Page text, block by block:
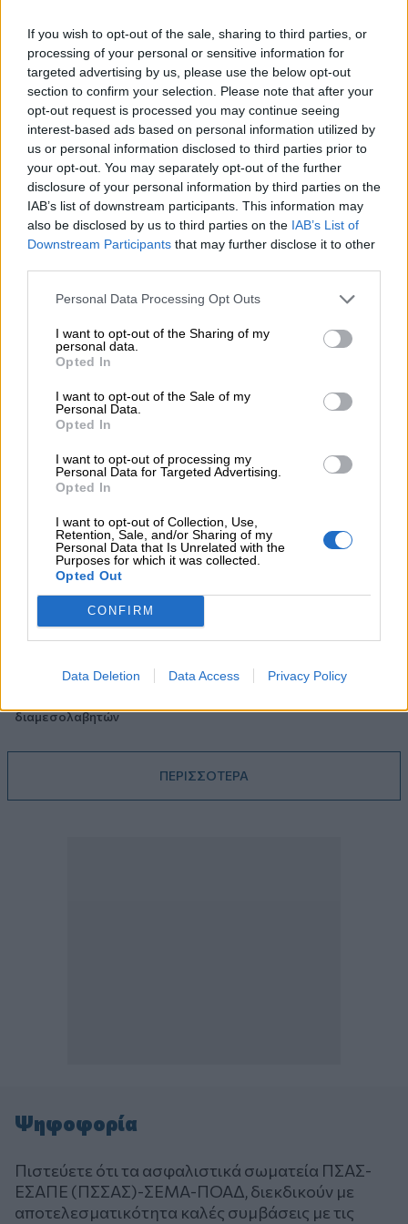
If you wish to opt-out of the sale, sharing to third parties, or
processing of your personal or sensitive information for
targeted advertising by us, please use the below opt-out
section to confirm your selection. Please note that after your
opt-out request is processed you may continue seeing
interest-based ads based on personal information utilized by
us or personal information disclosed to third parties prior to
your opt-out. You may separately opt-out of the further
disclosure of your personal information by third parties on the
IAB’s list of downstream participants. This information may
also be disclosed by us to third parties on the IAB’s List of
Downstream Participants that may further disclose it to other
Personal Data Processing Opt Outs
I want to opt-out of the Sharing of my
personal data.
Opted In
I want to opt-out of the Sale of my
Personal Data.
Opted In
I want to opt-out of processing my
Personal Data for Targeted Advertising.
Opted In
I want to opt-out of Collection, Use,
Retention, Sale, and/or Sharing of my
Personal Data that Is Unrelated with the
Purposes for which it was collected.
Opted Out
CONFIRM
Data Deletion Data Access Privacy Policy
06.08.2026 - 12:22
Kavita Patel - PhARMA Innovation Forum: Ένα στα πέντε
καινοτόμα φάρμακα φτάνει τελικά στην Ελλάδα
06.08.2026 - 11:37
Μείωση ασφαλιστικών εισφορών ύψους 240 εκατ. ευρώ
ζητούν οι έμποροι από την Κυβέρνηση
06.08.2026 - 10:45
Ευρώπη: Μπορεί η κλιματική αλλαγή να οδηγήσει σε
ενεργειακή κρίση;
06.08.2026 - 09:15
Στέλιος Λιανός – INTERAMERICAN / Αθηναϊκή Γενική Κλινική
06.08.2026 - 08:40
Η γαλλική «ψήφος» στο «καλώδιο» και τα συμφέροντα, οι
ελληνικές τράπεζες «πρωταθλήτριες» στα δάνεια, νέο deal
Βαρδινογιάννη- Εξάρχου και ο διπλασιασμός των κερδών της
Randy Schekman, Νομπελίστας Ιατρικής: «Σε πέντε χρόνια
μπορεί να έχουμε θεραπεία που αναστέλλει την εξέλιξη του
05.08.2026 - 12:33
Ε.Ε και παράνομη μετανάστευση: προτάσεις και δράσεις με
παρονομαστή το κοινό συμφέρον
Αντώνης Βουκλαρής - «ΕΡΡΙΚΟΣ ΝΤΥΝΑΝ»
05.08.2026 - 11:30
διαμεσολαβητών
ΠΕΡΙΣΣΟΤΕΡΑ
Ψηφοφορία
Πιστεύετε ότι τα ασφαλιστικά σωματεία ΠΣΑΣ-
ΕΣΑΠΕ (ΠΣΣΑΣ)-ΣΕΜΑ-ΠΟΑΔ, διεκδικούν με
αποτελεσματικότητα καλές συμβάσεις με τις